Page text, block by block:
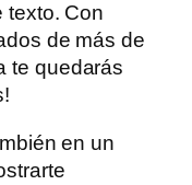
texto. Con
de más de
te quedarás
en un